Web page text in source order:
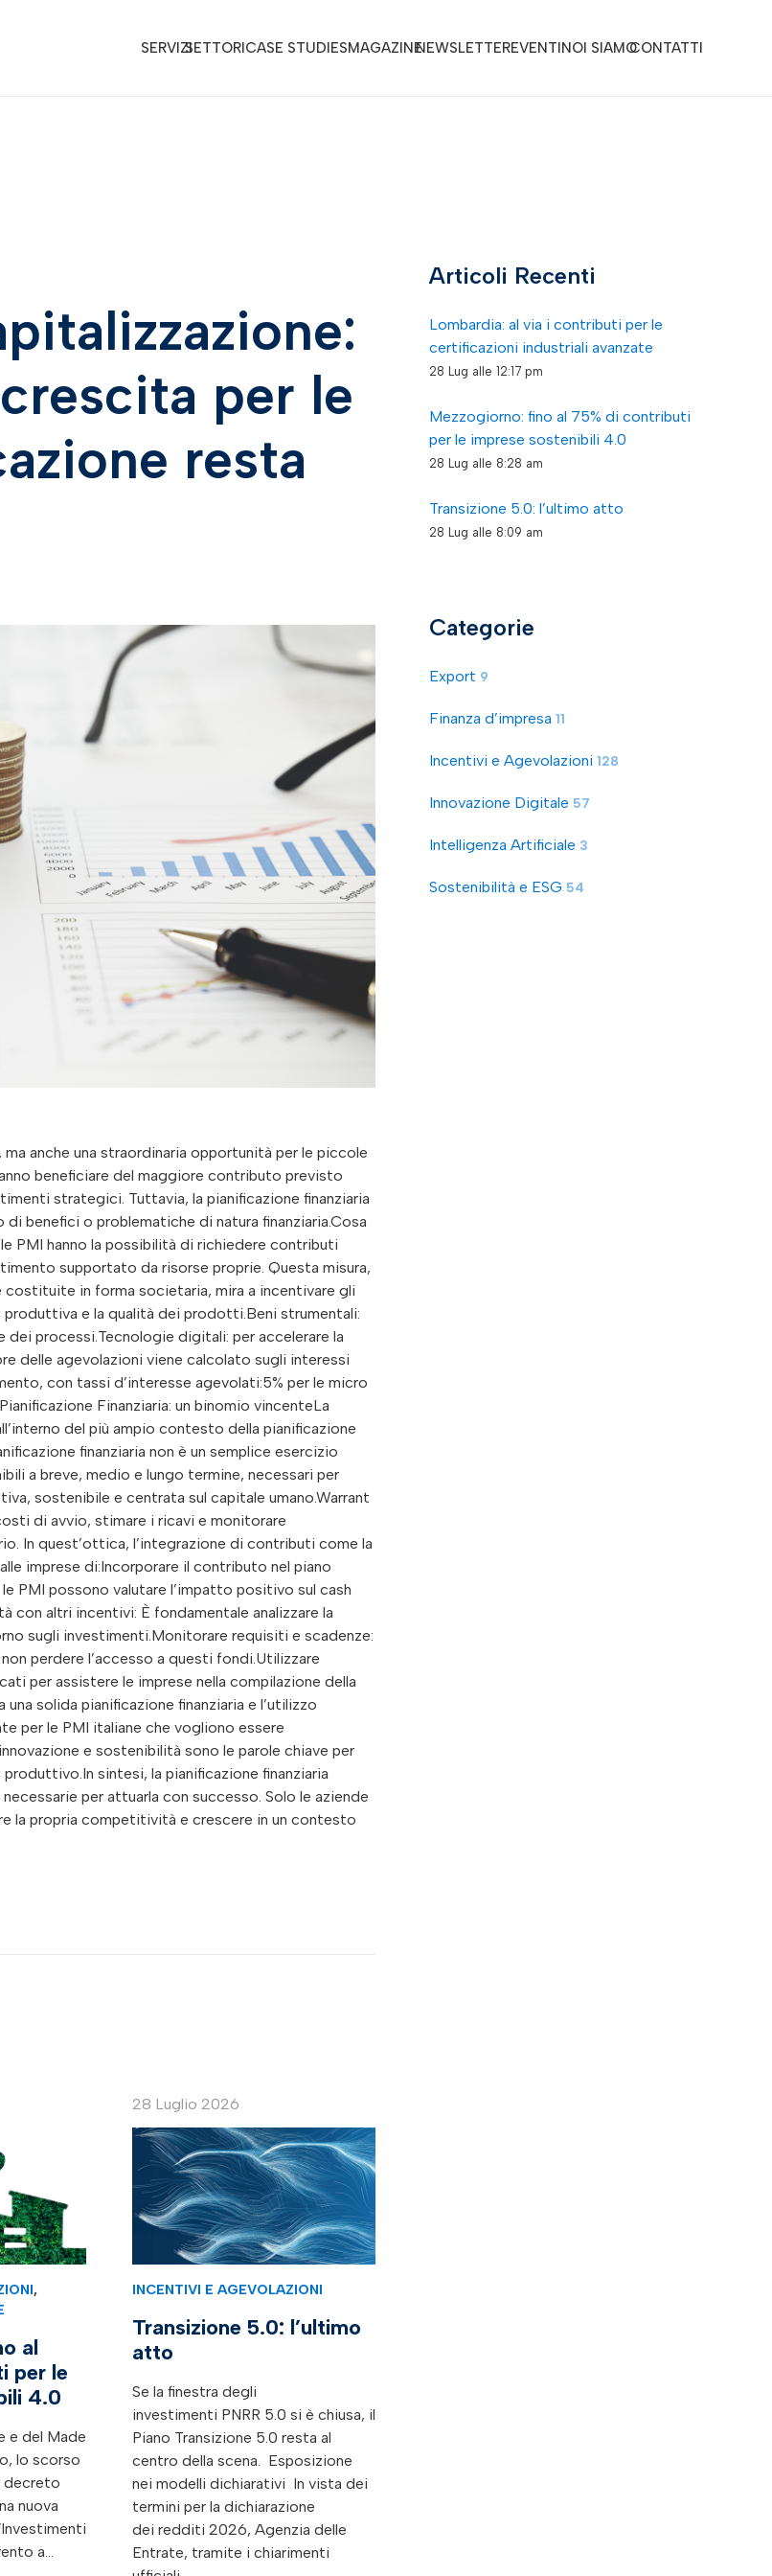
SERVIZISETTORICASE STUDIESMAGAZINENEWSLETTEREVENTINOI SIAMOCONTATTI
per le
resta
anche una straordinaria opportunità per le piccole
beneficiare del maggiore contributo previsto
strategici. Tuttavia, la pianificazione finanziaria
benefici o problematiche di natura finanziaria.Cosa
PMI hanno la possibilità di richiedere contributi
supportato da risorse proprie. Questa misura,
in forma societaria, mira a incentivare gli
produttiva e la qualità dei prodotti.Beni strumentali:
dei processi.Tecnologie digitali: per accelerare la
delle agevolazioni viene calcolato sugli interessi
con tassi d’interesse agevolati:5% per le micro
Finanziaria: un binomio vincenteLa
del più ampio contesto della pianificazione
finanziaria non è un semplice esercizio
a breve, medio e lungo termine, necessari per
sostenibile e centrata sul capitale umano.Warrant
di avvio, stimare i ricavi e monitorare
In quest’ottica, l’integrazione di contributi come la
imprese di:Incorporare il contributo nel piano
PMI possono valutare l’impatto positivo sul cash
con altri incentivi: È fondamentale analizzare la
sugli investimenti.Monitorare requisiti e scadenze:
perdere l’accesso a questi fondi.Utilizzare
per assistere le imprese nella compilazione della
solida pianificazione finanziaria e l’utilizzo
per le PMI italiane che vogliono essere
e sostenibilità sono le parole chiave per
sintesi, la pianificazione finanziaria
per attuarla con successo. Solo le aziende
la propria competitività e crescere in un contesto
,
al
per le
4.0
e del Made
lo scorso
decreto
nuova
a…
28 Luglio 2026
INCENTIVI E AGEVOLAZIONI
Transizione 5.0: l’ultimo
atto
Se la finestra degli
investimenti PNRR 5.0 si è chiusa, il
Piano Transizione 5.0 resta al
centro della scena. Esposizione
nei modelli dichiarativi In vista dei
termini per la dichiarazione
dei redditi 2026, Agenzia delle
Entrate, tramite i chiarimenti
Articoli Recenti
Lombardia: al via i contributi per le
certificazioni industriali avanzate
28 Lug alle 12:17 pm
Mezzogiorno: fino al 75% di contributi
per le imprese sostenibili 4.0
28 Lug alle 8:28 am
Transizione 5.0: l’ultimo atto
28 Lug alle 8:09 am
Categorie
Export 9
Finanza d’impresa 11
Incentivi e Agevolazioni 128
Innovazione Digitale 57
Intelligenza Artificiale 3
Sostenibilità e ESG 54